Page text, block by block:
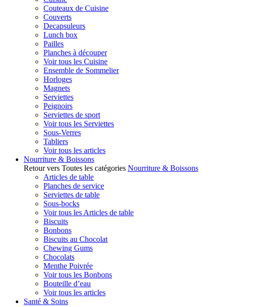
Couteaux de Cuisine
Couverts
Decapsuleurs
Lunch box
Pailles
Planches à découper
Voir tous les Cuisine
Ensemble de Sommelier
Horloges
Magnets
Serviettes
Peignoirs
Serviettes de sport
Voir tous les Serviettes
Sous-Verres
Tabliers
Voir tous les articles
Nourriture & Boissons
Retour vers Toutes les catégories Nourriture & Boissons
Articles de table
Planches de service
Serviettes de table
Sous-bocks
Voir tous les Articles de table
Biscuits
Bonbons
Biscuits au Chocolat
Chewing Gums
Chocolats
Menthe Poivrée
Voir tous les Bonbons
Bouteille d’eau
Voir tous les articles
Santé & Soins